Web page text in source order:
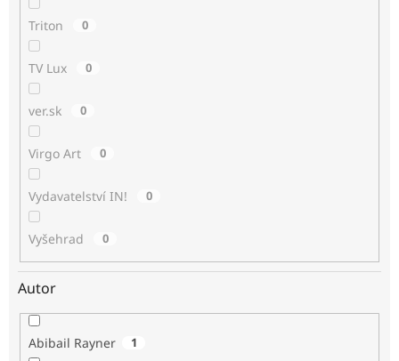
Triton 0
TV Lux 0
ver.sk 0
Virgo Art 0
Vydavatelství IN! 0
Vyšehrad 0
Autor
Abibail Rayner 1